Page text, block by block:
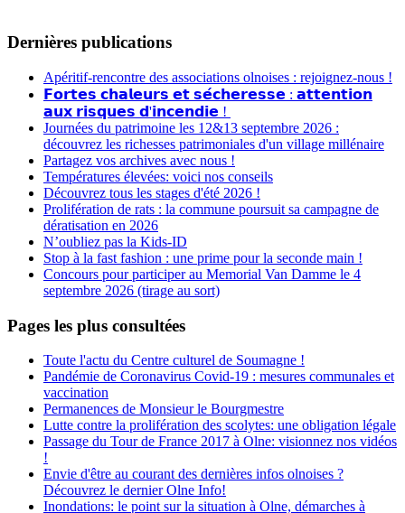
Dernières publications
Apéritif-rencontre des associations olnoises : rejoignez-nous !
𝗙𝗼𝗿𝘁𝗲𝘀 𝗰𝗵𝗮𝗹𝗲𝘂𝗿𝘀 𝗲𝘁 𝘀𝗲́𝗰𝗵𝗲𝗿𝗲𝘀𝘀𝗲 : 𝗮𝘁𝘁𝗲𝗻𝘁𝗶𝗼𝗻
𝗮𝘂𝘅 𝗿𝗶𝘀𝗾𝘂𝗲𝘀 𝗱'𝗶𝗻𝗰𝗲𝗻𝗱𝗶𝗲 !
Journées du patrimoine les 12&13 septembre 2026 :
découvrez les richesses patrimoniales d'un village millénaire
Partagez vos archives avec nous !
Températures élevées: voici nos conseils
Découvrez tous les stages d'été 2026 !
Prolifération de rats : la commune poursuit sa campagne de
dératisation en 2026
N’oubliez pas la Kids-ID
Stop à la fast fashion : une prime pour la seconde main !
Concours pour participer au Memorial Van Damme le 4
septembre 2026 (tirage au sort)
Pages les plus consultées
Toute l'actu du Centre culturel de Soumagne !
Pandémie de Coronavirus Covid-19 : mesures communales et
vaccination
Permanences de Monsieur le Bourgmestre
Lutte contre la prolifération des scolytes: une obligation légale
Passage du Tour de France 2017 à Olne: visionnez nos vidéos
!
Envie d'être au courant des dernières infos olnoises ?
Découvrez le dernier Olne Info!
Inondations: le point sur la situation à Olne, démarches à